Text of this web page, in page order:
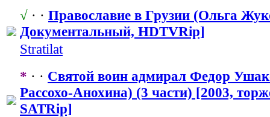
√ · · Православие в Грузии (Ольга
Документальн​ый, HDTVRip]
Stratilat
* · · Святой воин адмирал Федор
Рассохо-Анох​ина) (3 части) [2003,
SATRip]